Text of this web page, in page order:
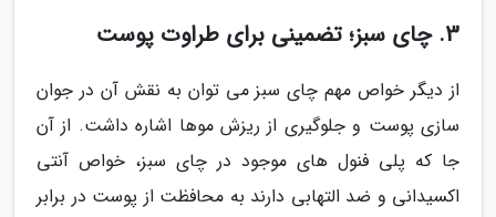
3. چای سبز؛ تضمینی برای طراوت پوست
از دیگر خواص مهم چای سبز می توان به نقش آن در جوان
سازی پوست و جلوگیری از ریزش موها اشاره داشت. از آن
جا که پلی فنول های موجود در چای سبز، خواص آنتی
اکسیدانی و ضد التهابی دارند به محافظت از پوست در برابر